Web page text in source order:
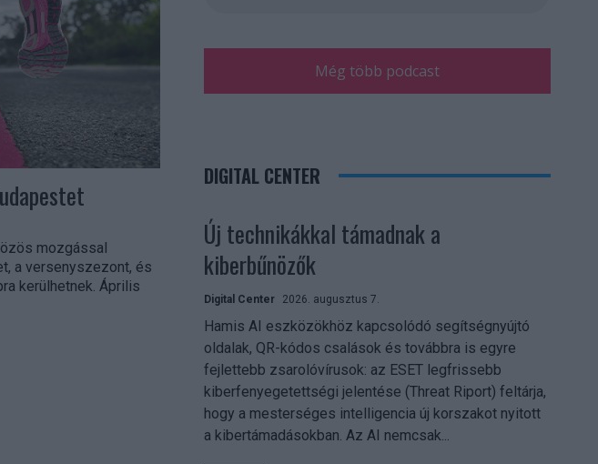
mozgással
a versenyszezont, és
kerülhetnek. Április
Még több podcast
DIGITAL CENTER
Új technikákkal támadnak a
kiberbűnözők
Digital Center 2026. augusztus 7.
Hamis AI eszközökhöz kapcsolódó segítségnyújtó
oldalak, QR-kódos csalások és továbbra is egyre
fejlettebb zsarolóvírusok: az ESET legfrissebb
kiberfenyegetettségi jelentése (Threat Riport) feltárja,
hogy a mesterséges intelligencia új korszakot nyitott
a kibertámadásokban. Az AI nemcsak...